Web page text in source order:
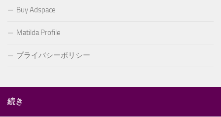
Buy Adspace
Matilda Profile
プライバシーポリシー
続き